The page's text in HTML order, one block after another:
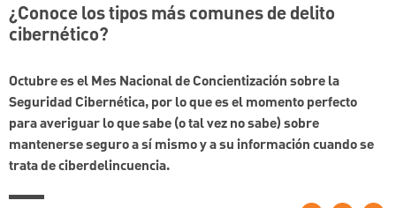
¿Conoce los tipos más comunes de delito
cibernético?
Octubre es el Mes Nacional de Concientización sobre la
Seguridad Cibernética, por lo que es el momento perfecto
para averiguar lo que sabe (o tal vez no sabe) sobre
mantenerse seguro a sí mismo y a su información cuando se
trata de ciberdelincuencia.